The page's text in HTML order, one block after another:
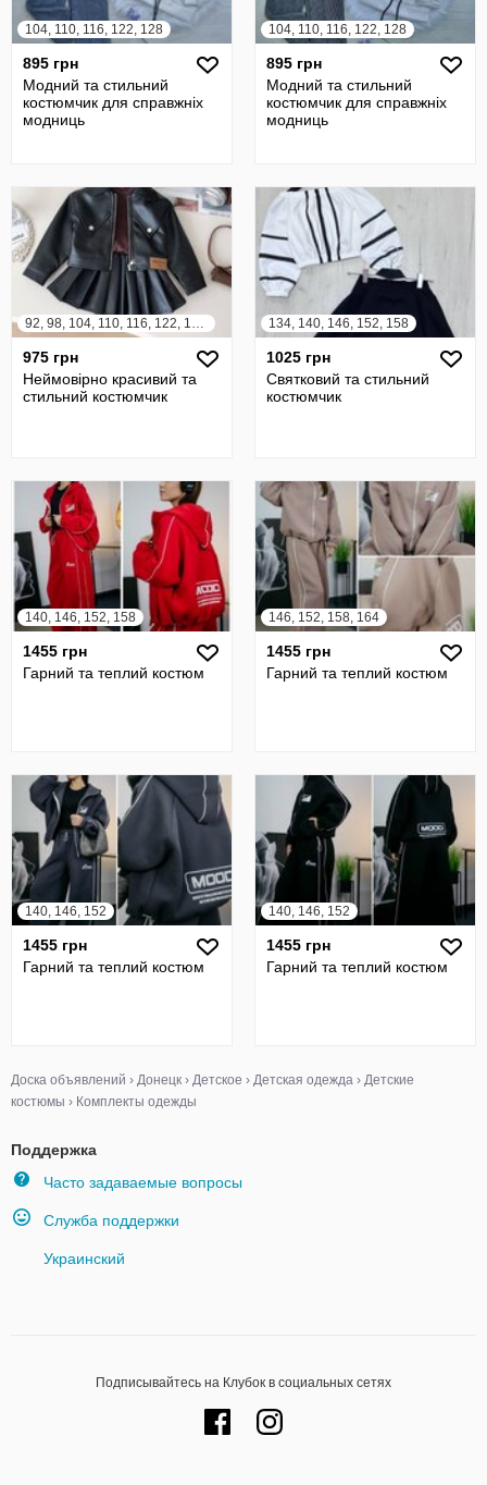
104, 110, 116, 122, 128
895 грн
Модний та стильний
костюмчик для справжніх
модниць
104, 110, 116, 122, 128
895 грн
Модний та стильний
костюмчик для справжніх
модниць
92, 98, 104, 110, 116, 122, 128, 134, 140
975 грн
Неймовірно красивий та
стильний костюмчик
134, 140, 146, 152, 158
1025 грн
Святковий та стильний
костюмчик
140, 146, 152, 158
1455 грн
Гарний та теплий костюм
146, 152, 158, 164
1455 грн
Гарний та теплий костюм
140, 146, 152
1455 грн
Гарний та теплий костюм
140, 146, 152
1455 грн
Гарний та теплий костюм
Доска объявлений › Донецк › Детское › Детская одежда › Детские
костюмы › Комплекты одежды
Поддержка
Часто задаваемые вопросы
Служба поддержки
Украинский
Подписывайтесь на Клубок в социальных сетях